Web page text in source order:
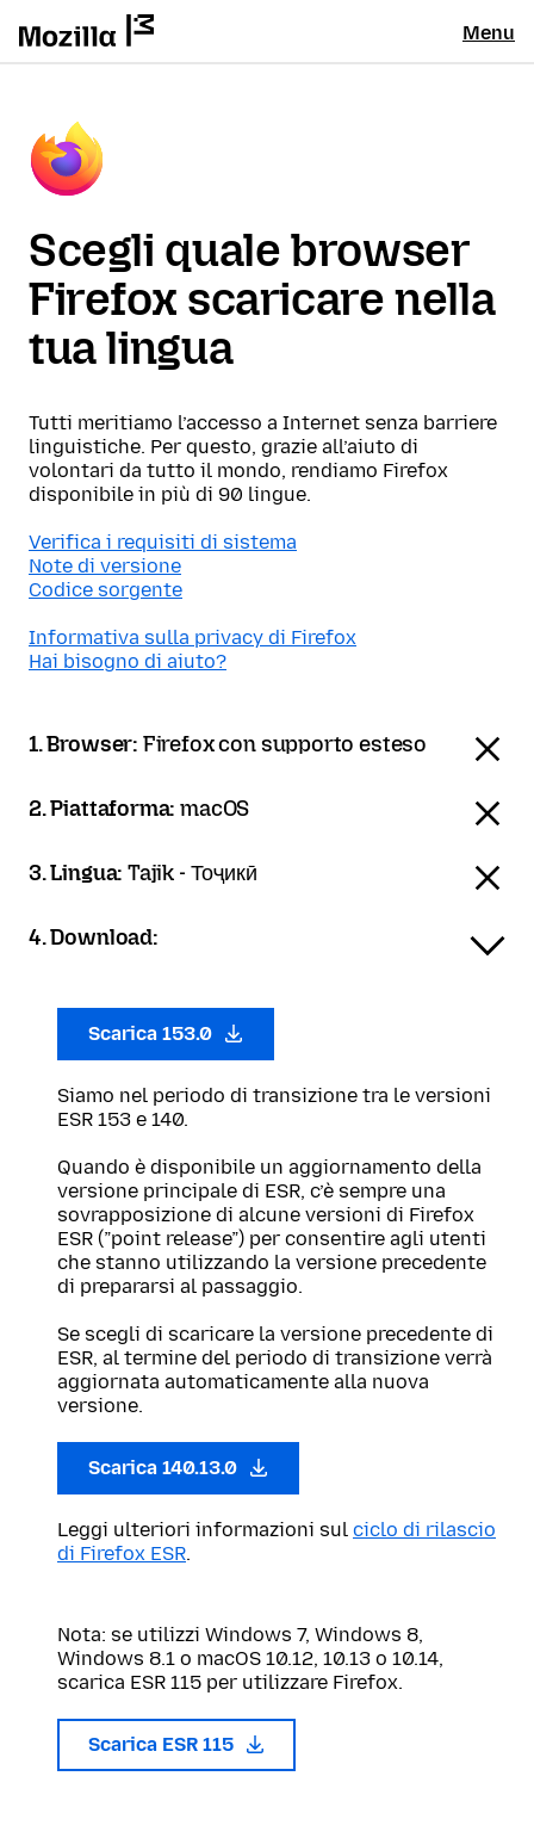
Menu
Scegli quale browser
Firefox scaricare nella
tua lingua
Tutti meritiamo l’accesso a Internet senza barriere
linguistiche. Per questo, grazie all’aiuto di
volontari da tutto il mondo, rendiamo Firefox
disponibile in più di 90 lingue.
Verifica i requisiti di sistema
Note di versione
Codice sorgente
Informativa sulla privacy di Firefox
Hai bisogno di aiuto?
1. Browser: Firefox con supporto esteso
2. Piattaforma:macOS
3. Lingua:Tajik - Тоҷикӣ
4. Download:
Scarica 153.0
Siamo nel periodo di transizione tra le versioni
ESR 153 e 140.
Quando è disponibile un aggiornamento della
versione principale di ESR, c’è sempre una
sovrapposizione di alcune versioni di Firefox
ESR (”point release”) per consentire agli utenti
che stanno utilizzando la versione precedente
di prepararsi al passaggio.
Se scegli di scaricare la versione precedente di
ESR, al termine del periodo di transizione verrà
aggiornata automaticamente alla nuova
versione.
Scarica 140.13.0
Leggi ulteriori informazioni sul ciclo di rilascio
di Firefox ESR.
Nota: se utilizzi Windows 7, Windows 8,
Windows 8.1 o macOS 10.12, 10.13 o 10.14,
scarica ESR 115 per utilizzare Firefox.
Scarica ESR 115